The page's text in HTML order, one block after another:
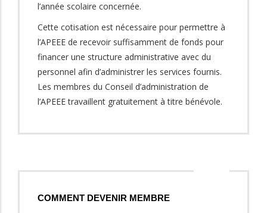
l’année scolaire concernée.
Cette cotisation est nécessaire pour permettre à
l’APEEE de recevoir suffisamment de fonds pour
financer une structure administrative avec du
personnel afin d’administrer les services fournis.
Les membres du Conseil d’administration de
l’APEEE travaillent gratuitement à titre bénévole.
COMMENT DEVENIR MEMBRE